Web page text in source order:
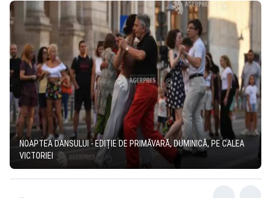
NOAPTEA DANSULUI - EDIȚIE DE PRIMĂVARĂ, DUMINICĂ, PE CALEA
VICTORIEI